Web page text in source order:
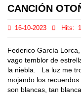
CANCIÓN
16-10-2023 Hits:
Federico García
vago temblor de
la niebla. La luz me
mojando los
son blancas, tan